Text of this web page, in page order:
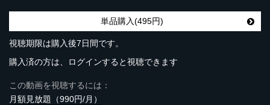
単品購入(495円)
視聴期限は購入後7日間です。
購入済の方は、ログインすると視聴できます
この動画を視聴するには：
月額見放題（990円/月）